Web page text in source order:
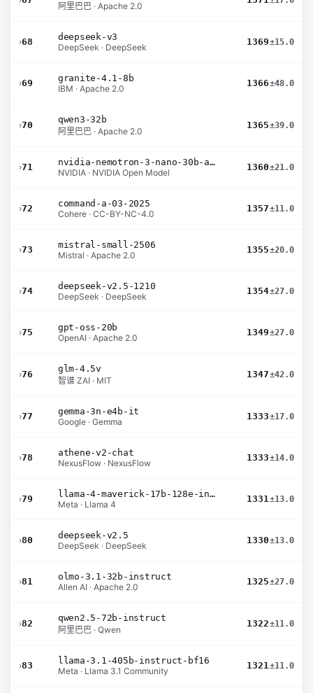
阿里巴巴 · Apache 2.0
›68
deepseek-v3
DeepSeek · DeepSeek
1369±15.0
›69
granite-4.1-8b
IBM · Apache 2.0
1366±48.0
›70
qwen3-32b
阿里巴巴 · Apache 2.0
1365±39.0
›71
nvidia-nemotron-3-nano-30b-a3b-bf16
NVIDIA · NVIDIA Open Model
1360±21.0
›72
command-a-03-2025
Cohere · CC-BY-NC-4.0
1357±11.0
›73
mistral-small-2506
Mistral · Apache 2.0
1355±20.0
›74
deepseek-v2.5-1210
DeepSeek · DeepSeek
1354±27.0
›75
gpt-oss-20b
OpenAI · Apache 2.0
1349±27.0
›76
glm-4.5v
智谱 ZAI · MIT
1347±42.0
›77
gemma-3n-e4b-it
Google · Gemma
1333±17.0
›78
athene-v2-chat
NexusFlow · NexusFlow
1333±14.0
›79
llama-4-maverick-17b-128e-instruct
Meta · Llama 4
1331±13.0
›80
deepseek-v2.5
DeepSeek · DeepSeek
1330±13.0
›81
olmo-3.1-32b-instruct
Allen AI · Apache 2.0
1325±27.0
›82
qwen2.5-72b-instruct
阿里巴巴 · Qwen
1322±11.0
›83
llama-3.1-405b-instruct-bf16
Meta · Llama 3.1 Community
1321±11.0